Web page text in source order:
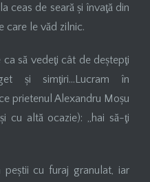
ceas de seară și învaţă din
care le văd zilnic.
să vedeţi cât de deștepţi
și simţiri…Lucram în
prietenul Alexandru Moșu
cu altă ocazie): „hai să-ţi
peștii cu furaj granulat, iar